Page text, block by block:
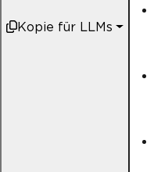
Kopie für LLMs